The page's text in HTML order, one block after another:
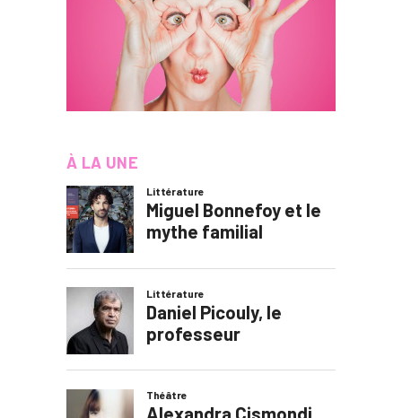
À LA UNE